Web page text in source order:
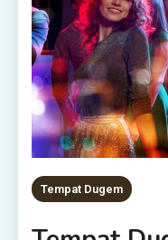
Tempat Dugem